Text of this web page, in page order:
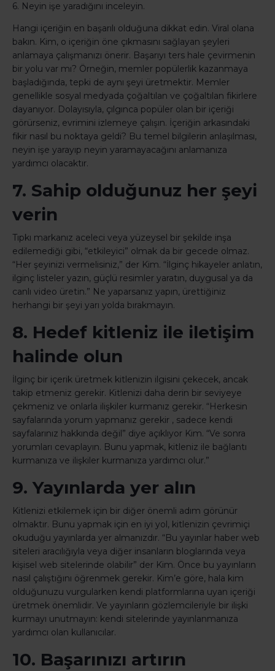
6. Neyin işe yaradığını inceleyin.
Hangi içeriğin en başarılı olduğuna dikkat edin. Viral olana
bakın. Kim, o içeriğin öne çıkmasını sağlayan şeyleri
anlamaya çalışmanızı önerir. Başarıyı ters hale çevirmenin
bir yolu var mı? Örneğin, memler popülerlik kazanmaya
başladığında, tepki de aynı şeyi üretmektir. Memler
genellikle sosyal medyada çoğaltılan ve çoğaltılan fikirlere
dayanıyor. Dolayısıyla, çılgınca popüler olan bir içeriği
görürseniz, evrimini izlemeye çalışın. İçeriğin arkasındaki
fikir nasıl bu noktaya geldi? Bu temel bilgilerin anlaşılması,
neyin işe yarayıp neyin yaramayacağını anlamanıza
yardımcı olacaktır.
7. Sahip olduğunuz her şeyi
verin
Tıpkı markanız aceleci veya yüzeysel bir şekilde inşa
edilemediği gibi, “etkileyici” olmak da bir gecede olmaz.
“Her şeyinizi vermelisiniz,” der Kim. “İlginç hikayeler anlatın,
ilginç listeler yazın, güçlü resimler yaratın, duygusal ya da
canlı video üretin.” Ne yaparsanız yapın, ürettiğiniz
herhangi bir şeyi yarı yolda bırakmayın.
8. Hedef kitleniz ile iletişim
halinde olun
İlginç bir içerik üretmek kitlenizin ilgisini çekecek, ancak
takip etmeniz gerekir. Kitlenizi daha derin bir seviyeye
çekmeniz ve onlarla ilişkiler kurmanız gerekir. “Herkesin
sayfalarında yorum yapmanız gerekir , sadece kendi
sayfalarınız hakkında değil” diye açıklıyor Kim. “Ve sonra
yorumları cevaplayın. Bunu yapmak, kitleniz ile bağlantı
kurmanıza ve ilişkiler kurmanıza yardımcı olur.”
9. Yayınlarda yer alın
Kitlenizi etkilemek için bir diğer önemli adım görünür
olmaktır. Bunu yapmak için en iyi yol, kitlenizin çevrimiçi
okuduğu yayınlarda yer almanızdır. “Bu yayınlar haber web
siteleri aracılığıyla veya diğer insanların bloglarında veya
kişisel web sitelerinde olabilir” der Kim. Önce bu yayınların
nasıl çalıştığını öğrenmek gerekir. Kim’e göre, hala kim
olduğunuzu vurgularken kendi platformlarına uyan içeriği
üretmek önemlidir. Ve yayınların gözlemcileriyle bir ilişki
kurmayı unutmayın: kendi sitelerinde yayınlanmanıza
yardımcı olan kullanıcılar.
10. Başarınızı artırın